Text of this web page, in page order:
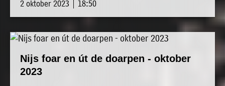
2 oktober 2023 | 18:50
Nijs foar en út de doarpen - oktober
2023